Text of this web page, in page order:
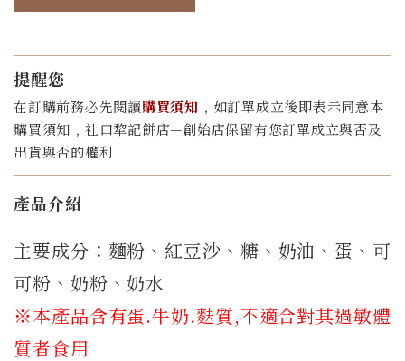
提醒您
在訂購前務必先閱讀購買須知 ﹐如訂單成立後即表示同意本
購買須知﹐社口犂記餅店—創始店保留有您訂單成立與否及
出貨與否的權利
產品介紹
主要成分：麵粉、紅豆沙、糖、奶油、蛋、可
可粉、奶粉、奶水
※本產品含有蛋.牛奶.麩質,不適合對其過敏體
質者食用